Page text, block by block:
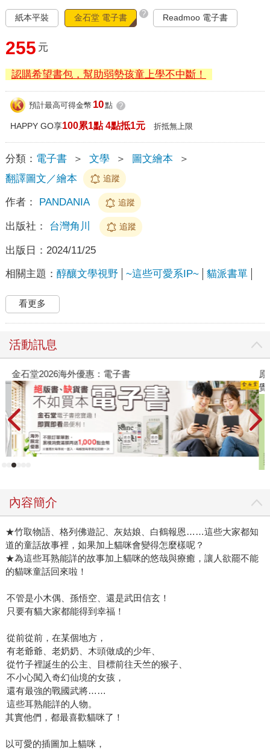
紙本平裝 金石堂 電子書 ? Readmoo 電子書
255 元
認購希望書包，幫助弱勢孩童上學不中斷！
預計最高可得金幣 10點 ?
HAPPY GO享100累1點 4點抵1元 折抵無上限
分類： 電子書 ＞ 文學 ＞ 圖文繪本
＞
翻譯圖文／繪本
追蹤
作者： PANDANIA 追蹤
出版社： 台灣角川 追蹤
出版日： 2024/11/25
相關主題： 醇釀文學視野 ~這些可愛系IP~ 貓派書單
看更多
活動訊息
金石堂2026海外優惠：電子書
覺
內容簡介
★竹取物語、格列佛遊記、灰姑娘、白鶴報恩……這些大家都知
道的童話故事裡，如果加上貓咪會變得怎麼樣呢？
★為這些耳熟能詳的故事加上貓咪的悠哉與療癒，讓人欲罷不能
的貓咪童話回來啦！
不管是小木偶、孫悟空、還是武田信玄！
只要有貓大家都能得到幸福！
從前從前，在某個地方，
有老爺爺、老奶奶、木頭做成的少年、
從竹子裡誕生的公主、目標前往天竺的猴子、
不小心闖入奇幻仙境的女孩，
還有最強的戰國武將……
這些耳熟能詳的人物。
其實他們，都最喜歡貓咪了！
以可愛的插圖加上貓咪，